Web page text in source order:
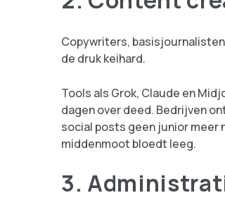
Copywriters,
de druk keihard.
Tools als Grok, Claude en
dagen over deed. Bedrijven
social posts geen junior meer
middenmoot bloedt leeg.
3.